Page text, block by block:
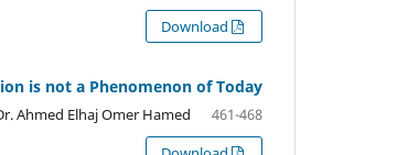
is not a Phenomenon of Today
Ahmed Elhaj Omer Hamed
461-468